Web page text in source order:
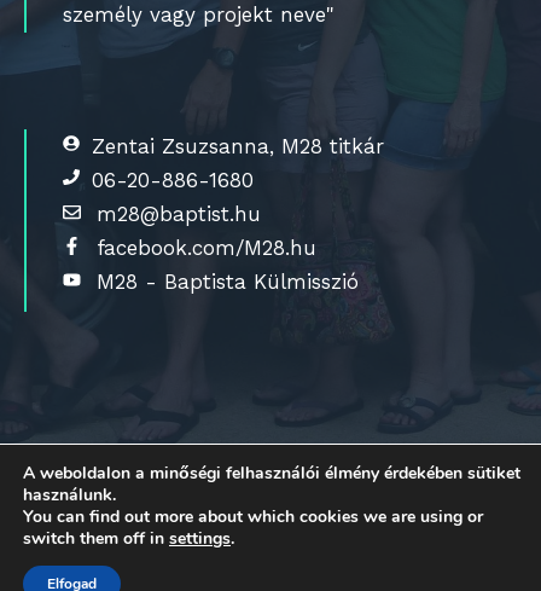
személy vagy projekt neve"
Zentai Zsuzsanna, M28 titkár
06-20-886-1680
m28@baptist.hu
facebook.com/M28.hu
M28 - Baptista Külmisszió
© 2026 M28 - Magyar Baptista Külmissszió
A weboldalon a minőségi felhasználói élmény érdekében sütiket
használunk.
You can find out more about which cookies we are using or
switch them off in settings.
Elfogad